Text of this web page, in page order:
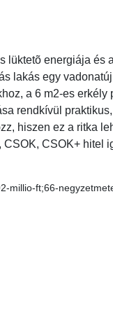
lüktetõ energiája és
lakás egy
a 6 m2-es
rendkívül
hiszen ez a ritka
CSOK+ hitel
millio-ft;66-